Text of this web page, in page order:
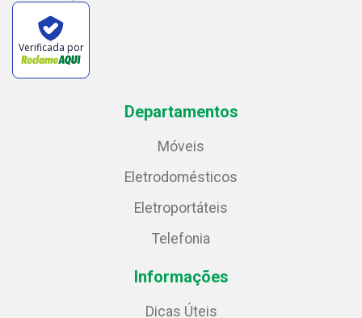
Verificada por
Departamentos
Móveis
Eletrodomésticos
Eletroportáteis
Telefonia
Informações
Dicas Úteis